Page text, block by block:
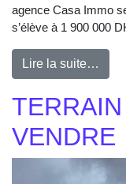
agence Casa Immo
s’élève à 1 900 000
Lire la suite…
VENDRE